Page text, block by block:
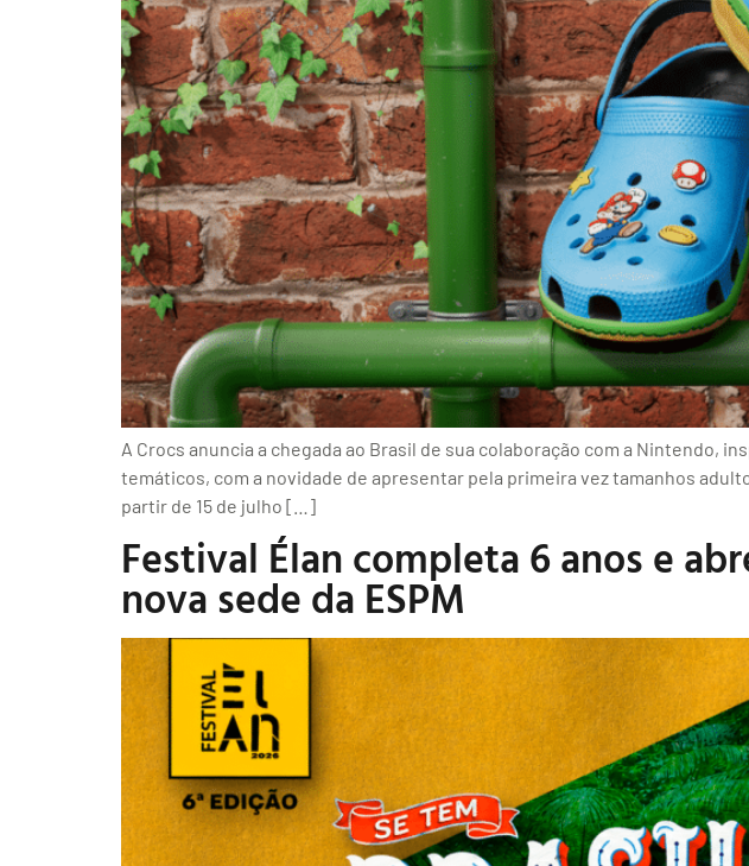
A Crocs anuncia a chegada ao Brasil de sua colaboração com a Nintendo,
temáticos, com a novidade de apresentar pela primeira vez tamanhos
partir de 15 de julho […]
Festival Élan completa 6 anos e
nova sede da ESPM